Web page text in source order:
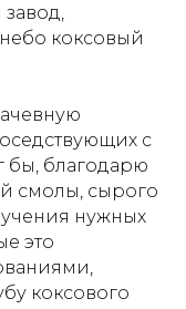
завод,
коксовый
с
бы, благодарю
смолы, сырого
нужных
это
коксового